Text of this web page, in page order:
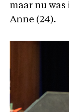
maar nu was
Anne (24).